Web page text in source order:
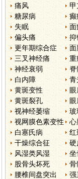
痛风
甲
糖尿病
癫
失眠
面
偏头痛
抑
更年期综合症
面
三叉神经痛
重
神经衰弱
脊
白内障
青
黄斑变性
黄斑裂孔
视神经萎缩
玻
视网膜色素变性
心
白塞氏病
红
干燥综合征
硬
风湿类风湿
坐
股骨头坏死
骨
腰椎间盘突出
强